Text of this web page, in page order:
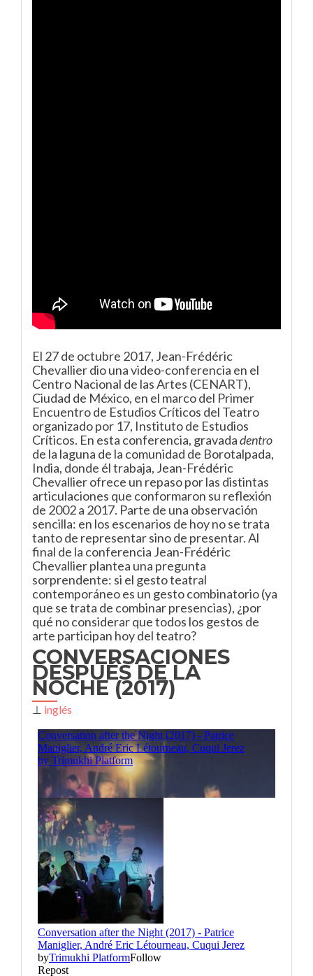
El 27 de octubre 2017, Jean-Frédéric
Chevallier dio una video-conferencia en el
Centro Nacional de las Artes (CENART),
Ciudad de México, en el marco del Primer
Encuentro de Estudios Críticos del Teatro
organizado por 17, Instituto de Estudios
Críticos. En esta conferencia, gravadadentro
de la laguna de la comunidad de Borotalpada,
India, donde él trabaja, Jean-Frédéric
Chevallier ofrece un repaso por las distintas
articulaciones que conformaron su reflexión
de 2002 a 2017. Parte de una observación
sencilla: en los escenarios de hoy no se trata
tanto de representar sino de presentar. Al
final de la conferencia Jean-Frédéric
Chevallier plantea una pregunta
sorprendente: si el gesto teatral
contemporáneo es un gesto combinatorio (ya
que se trata de combinar presencias), ¿por
qué no considerar que todos los gestos de
arte participan hoy del teatro?
CONVERSACIONES
DESPUÉS DE LA
NOCHE (2017)
⊥ inglés